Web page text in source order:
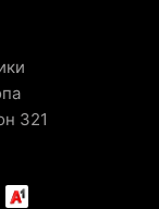
321